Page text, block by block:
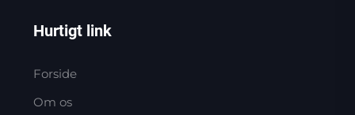
Hurtigt link
Forside
Om os